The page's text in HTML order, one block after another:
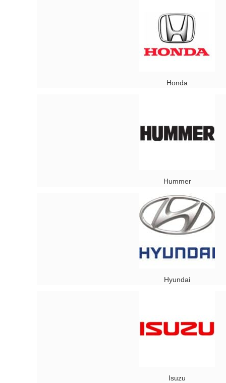
Honda
Hummer
Hyundai
Isuzu